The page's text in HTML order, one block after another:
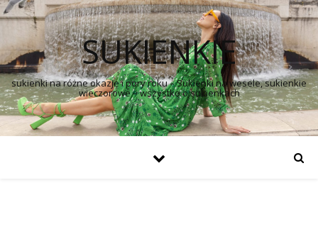
SUKIENKIE
sukienki na różne okazje i pory roku – Sukienki na wesele, sukienkie
wieczorowe – wszystko o sukienkach